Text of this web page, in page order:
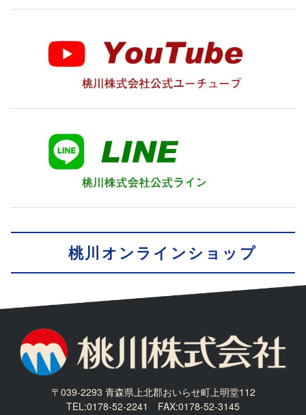
桃川オンラインショップ
〒039-2293 青森県上北郡おいらせ町上明堂112
TEL:0178-52-2241 FAX:0178-52-3145